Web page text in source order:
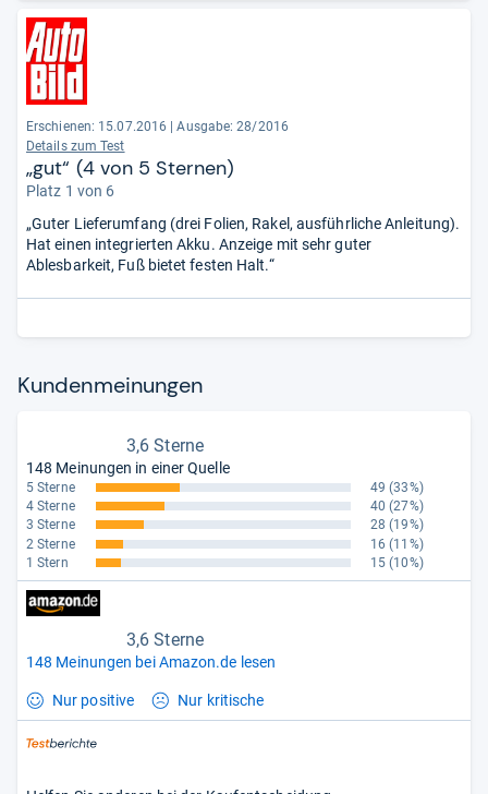
Erschienen: 15.07.2016
Ausgabe: 28/2016
Details zum Test
„gut“ (4 von 5 Sternen)
Platz 1 von 6
„Guter Lieferumfang (drei Folien, Rakel, ausführliche Anleitung).
Hat einen integrierten Akku. Anzeige mit sehr guter
Ablesbarkeit, Fuß bietet festen Halt.“
Kun­den­mei­nun­gen
3,6 Sterne
148 Meinungen in einer Quelle
5 Sterne 49 (33%)
4 Sterne
40 (27%)
3 Sterne
28 (19%)
2 Sterne
16 (11%)
1 Stern
15 (10%)
3,6 Sterne
148 Meinungen bei Amazon.de lesen
Nur positive Nur kritische